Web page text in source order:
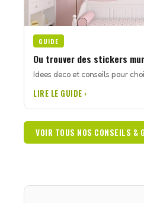
GUIDE
Ou trouver des stickers
Idees deco et conseils pour
LIRE LE GUIDE ›
VOIR TOUS NOS CONSEILS &